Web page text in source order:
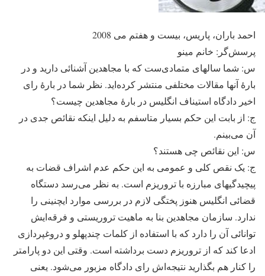
احمد باران، پاریس، بیست و هفتم می 2008
پرسش‌گر: خانم مینو
س: شما سالهای متمادی‌ست که با مجاهدین آشنائی دارید و در
بارۀ آنها مقالات مختلفی منتشر کرده‌اید. نظر شما در بارۀ رای
اخیر دادگاه استیناف انگلیس در بارۀ مجاهدین چیست؟
ج: از بابت این حکم بسیار متاسفم به دلیل اینکه نقائص جدی در
آن می‌بینم.
س: این نقائص چی هستند؟
ج: یک نقص کلی و عمومی به این حکم عدم اشراف قضات به
پیچیدگیهای مبارزه با تروریزم است. به نظر می‌رسد دستگاه
قضائی انگلیس هنوز پختگی لازم در بررسی موارد ایچنینی را
ندارد. سازمان مجاهدین بنا به ماهیت تروریستی و فرقه‌ایش
توانائی آن را دارد که با استفاده از کلمات چندپهلو و دروغپردازی
ادعا کند که از تروریزم دست برداشته است. وقتی این دو پارامتر
را کنار هم بگذارید نتیجه‌اش رای دادگاه مزبور می‌شود. یعنی